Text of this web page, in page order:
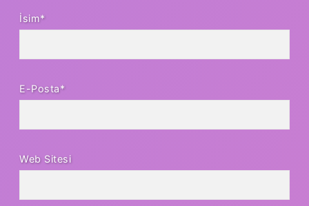
İsim*
E-Posta*
Web Sitesi